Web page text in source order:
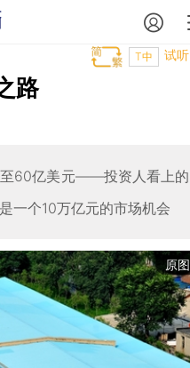
试听
T中
路
至60亿美元——投资人看上的
一个10万亿元的市场机会
原图